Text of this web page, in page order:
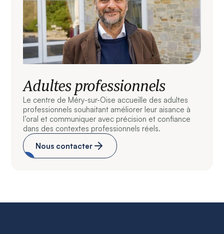
Adultes professionnels
Le centre de Méry-sur-Oise accueille des adultes
professionnels souhaitant améliorer leur aisance à
l’oral et communiquer avec précision et confiance
dans des contextes professionnels réels.
Nous contacter